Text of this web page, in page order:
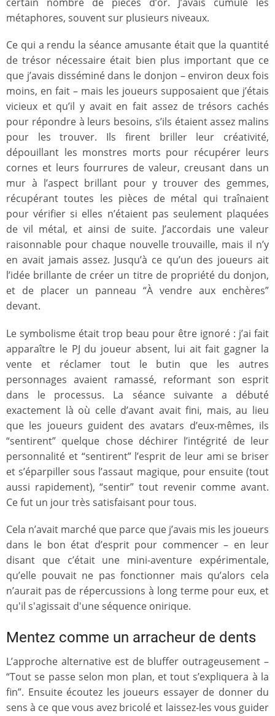
métaphores, souvent sur plusieurs niveaux.
Ce qui a rendu la séance amusante était que la quantité
de trésor nécessaire était bien plus important que ce
que j’avais disséminé dans le donjon – environ deux fois
moins, en fait – mais les joueurs supposaient que j’étais
vicieux et qu’il y avait en fait assez de trésors cachés
pour répondre à leurs besoins, s’ils étaient assez malins
pour les trouver. Ils firent briller leur créativité,
dépouillant les monstres morts pour récupérer leurs
cornes et leurs fourrures de valeur, creusant dans un
mur à l’aspect brillant pour y trouver des gemmes,
récupérant toutes les pièces de métal qui traînaient
pour vérifier si elles n’étaient pas seulement plaquées
de vil métal, et ainsi de suite. J’accordais une valeur
raisonnable pour chaque nouvelle trouvaille, mais il n’y
en avait jamais assez. Jusqu’à ce qu’un des joueurs ait
l’idée brillante de créer un titre de propriété du donjon,
et de placer un panneau “À vendre aux enchères”
devant.
Le symbolisme était trop beau pour être ignoré : j’ai fait
apparaître le PJ du joueur absent, lui ait fait gagner la
vente et réclamer tout le butin que les autres
personnages avaient ramassé, reformant son esprit
dans le processus. La séance suivante a débuté
exactement là où celle d’avant avait fini, mais, au lieu
que les joueurs guident des avatars d’eux-mêmes, ils
“sentirent” quelque chose déchirer l’intégrité de leur
personnalité et “sentirent” l’esprit de leur ami se briser
et s’éparpiller sous l’assaut magique, pour ensuite (tout
aussi rapidement), “sentir” tout revenir comme avant.
Ce fut un jour très satisfaisant pour tous.
Cela n’avait marché que parce que j’avais mis les joueurs
dans le bon état d’esprit pour commencer – en leur
disant que c’était une mini-aventure expérimentale,
qu’elle pouvait ne pas fonctionner mais qu’alors cela
n’aurait pas de répercussions à long terme pour eux, et
qu'il s'agissait d'une séquence onirique.
Mentez comme un arracheur de dents
L’approche alternative est de bluffer outrageusement –
“Tout se passe selon mon plan, et tout s’expliquera à la
fin”. Ensuite écoutez les joueurs essayer de donner du
sens à ce que vous avez bricolé et laissez-les vous guider